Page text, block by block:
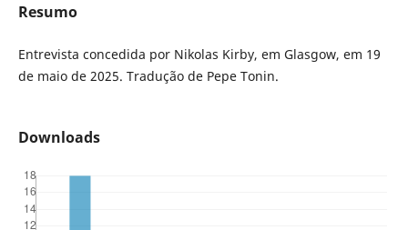
Resumo
Entrevista concedida por Nikolas Kirby, em Glasgow, em 19
de maio de 2025. Tradução de Pepe Tonin.
Downloads